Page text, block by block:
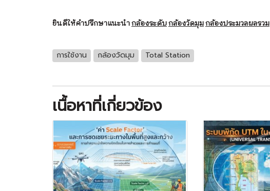
ยินดีให้คำปรึกษาแนะนำกล้องระดับกล้องวัดมุมกล้องประมวลผลรวม
การใช้งาน กล้องวัดมุม Total Station
เนื้อหาที่เกี่ยวข้อง